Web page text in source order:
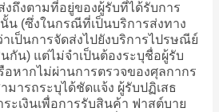
งถึงตามที่อยู่ของผู้รับที่ได้รับการ
น (ซึ่งในกรณีที่เป็นบริการส่งทาง
เป็นการจัดส่งไปยังบริการไปรษณีย์
กัน) แต่ไม่จำเป็นต้องระบุชื่อผู้รับ
อหากไม่ผ่านการตรวจของศุลกากร
มารถระบุได้ชัดแจ้ง ผู้รับปฏิเสธ
ะเงินเพื่อการรับสินค้า ฟาสต์บาย